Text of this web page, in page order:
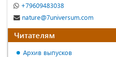
+79609483038
nature@7universum.com
Читателям
Архив выпусков